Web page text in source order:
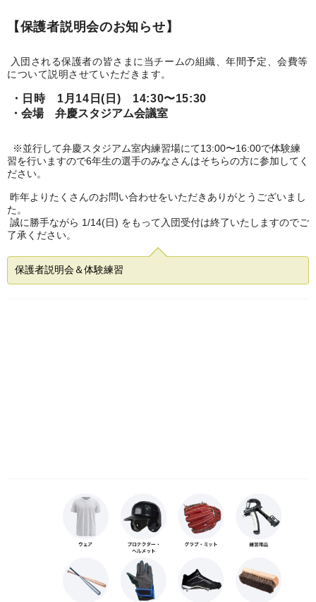
【保護者説明会のお知らせ】
入団される保護者の皆さまに当チームの組織、年間予定、会費等
について説明させていただきます。
・日時 1月14日(日) 14:30〜15:30
・会場 弁慶スタジアム会議室
※並行して弁慶スタジアム室内練習場にて13:00〜16:00で体験練
習を行いますので6年生の選手のみなさんはそちらの方に参加してく
ださい。
昨年よりたくさんのお問い合わせをいただきありがとうございまし
た。
誠に勝手ながら 1/14(日) をもって入団受付は終了いたしますのでご
了承ください。
保護者説明会＆体験練習